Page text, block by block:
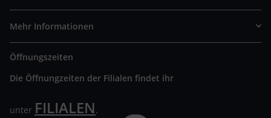
Mehr Informationen
Öffnungszeiten
Die Öffnungzeiten der Filialen findet ihr
unter FILIALEN.